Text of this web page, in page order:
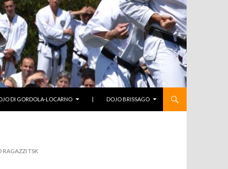
DI GORDOLA-LOCARNO | DOJO BRISSAGO
RAGAZZI TSK